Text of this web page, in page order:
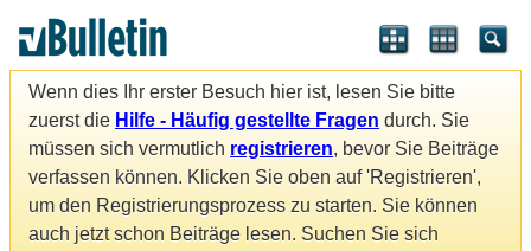
Wenn dies Ihr erster Besuch hier ist, lesen Sie bitte
zuerst die Hilfe - Häufig gestellte Fragen durch. Sie
müssen sich vermutlich registrieren, bevor Sie Beiträge
verfassen können. Klicken Sie oben auf 'Registrieren',
um den Registrierungsprozess zu starten. Sie können
auch jetzt schon Beiträge lesen. Suchen Sie sich